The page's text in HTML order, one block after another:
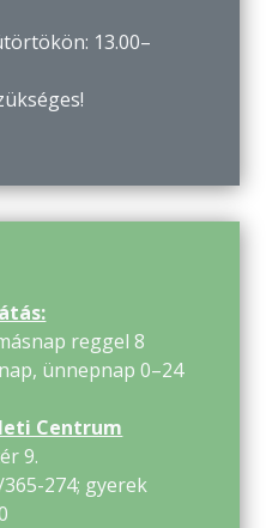
13.00–
reggel 8
ünnepnap 0–24
Centrum
9.
274; gyerek